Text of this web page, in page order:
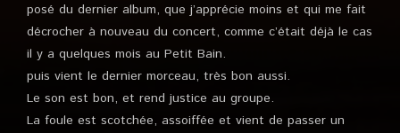
posé du dernier album, que j’apprécie moins et qui me fait
décrocher à nouveau du concert, comme c’était déjà le cas
il y a quelques mois au Petit Bain.
puis vient le dernier morceau, très bon aussi.
Le son est bon, et rend justice au groupe.
La foule est scotchée, assoiffée et vient de passer un